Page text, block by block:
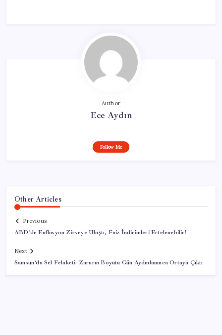
Author
Ece Aydın
Follow Me
Other Articles
Previous
ABD’de Enflasyon Zirveye Ulaştı, Faiz İndirimleri Ertelenebilir!
Next
Samsun’da Sel Felaketi: Zararın Boyutu Gün Aydınlanınca Ortaya Çıktı